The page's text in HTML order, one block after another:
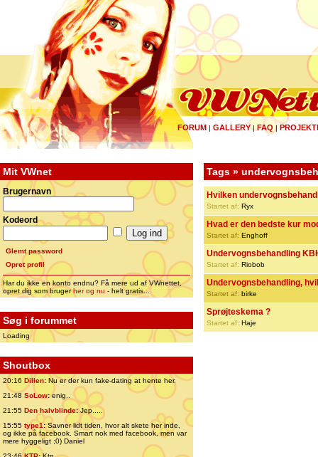
FORUM | GALLERY|FAQ |
Mit VWnet
Brugernavn
Kodeord
Glemt password
Opret profil
Har du ikke en konto endnu? Få mere ud af VWnettet,
opret dig som brugerher og nu - helt gratis...
Søg i forummet
Loading
Shoutbox
20:16 Dillen: Nu er der kun fake-dating at hente her.
21:48 SoLow:enig..
21:55 Den halvblinde:Jep.....
15:55 type1:Savner lidt tiden, hvor alt skete her inde,
og ikke på facebook. Smart nok med facebook, men var
mere hyggeligt ;0) Daniel
Tags »
Hvilken
Startet af: Ryx
Hvad er den bedste kur
Startet af: Enghoff
Undervognsbehandling
Startet af: Riobob
Undervognsbehandling,
Startet af: birke
Sprøjteskema ?
Startet af: Haje